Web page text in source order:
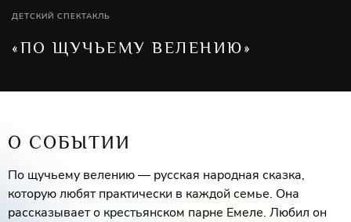
ДЕТСКИЙ СПЕКТАКЛЬ
«ПО ЩУЧЬЕМУ ВЕЛЕНИЮ»
О СОБЫТИИ
По щучьему велению — русская народная сказка,
которую любят практически в каждой семье. Она
рассказывает о крестьянском парне Емеле. Любил он